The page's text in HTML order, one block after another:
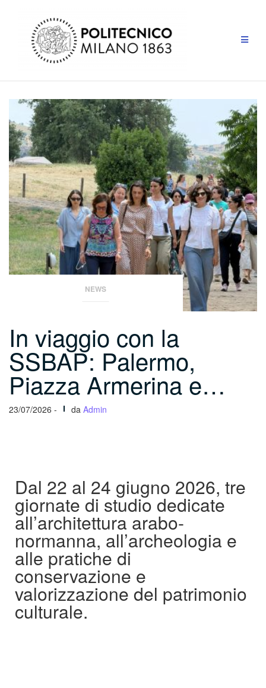
NEWS
In viaggio con la
SSBAP: Palermo,
Piazza Armerina e…
23/07/2026 - da Admin
Dal 22 al 24 giugno 2026, tre
giornate di studio dedicate
all’architettura arabo-
normanna, all’archeologia e
alle pratiche di
conservazione e
valorizzazione del patrimonio
culturale.